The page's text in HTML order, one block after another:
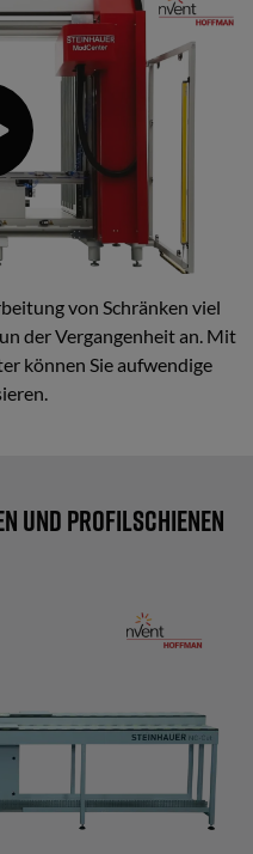
von Schränken viel
der Vergangenheit an. Mit
können Sie aufwendige
und Profilschienen